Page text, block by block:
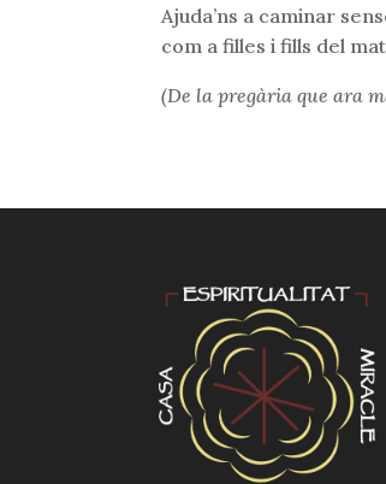
Ajuda’ns a caminar
com a filles i fills del
(De la pregària que ara